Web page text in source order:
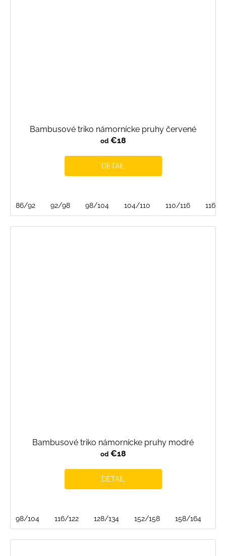
Bambusové triko námornícke pruhy červené
od€18
DETAIL
86/92 92/98 98/104 104/110 110/116 116/
Bambusové triko námornícke pruhy modré
od€18
DETAIL
98/104 116/122 128/134 152/158 158/164